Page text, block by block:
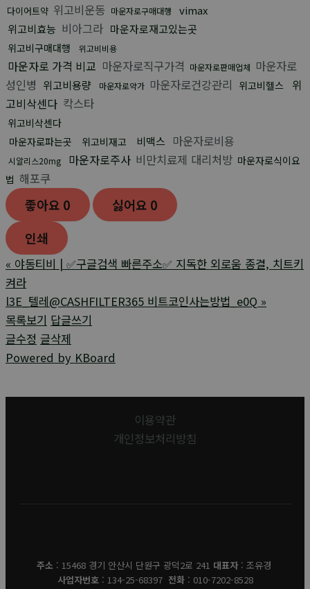
다이어트약 위고비운동 마운자로구매대행
vimax
위고비효능 비아그라 마운자로재고있는곳
위고비구매대행 위고비비용
마운자로 가격 비교 마운자로직구가격 마운자로판매업체 마운자로
성인병 위고비용량 마운자로약가 마운자로건강관리 위고비헬스
위
고비삭센다 칵스타
위고비삭센다
마운자로파는곳
위고비재고 비맥스 마운자로비용
시알리스20mg 마운자로주사 비만치료제 대리처방 마운자로식이요
법 해포쿠
좋아요 0 싫어요 0
인쇄
« 야동티비 | ✅구글검색 빠른주소✅ 지독한 외로움 종결, 치트키
켜라
l3E_텔레@CASHFILTER365 비트코인사는방법_e0Q »
목록보기 답글쓰기
글수정 글삭제
Powered by KBoard
이용약관
개인정보처리방침
주소 : 15468 경기 안산시 단원구 광덕2로 241 대표자: 조유경
사업자번호: 134-25-68397 전화: 010-7202-8528